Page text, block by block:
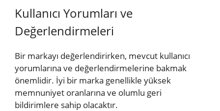
Kullanıcı Yorumları ve
Değerlendirmeleri
Bir markayı değerlendirirken, mevcut kullanıcı
yorumlarına ve değerlendirmelerine bakmak
önemlidir. İyi bir marka genellikle yüksek
memnuniyet oranlarına ve olumlu geri
bildirimlere sahip olacaktır.